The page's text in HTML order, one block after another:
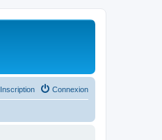
Connexion
Inscription